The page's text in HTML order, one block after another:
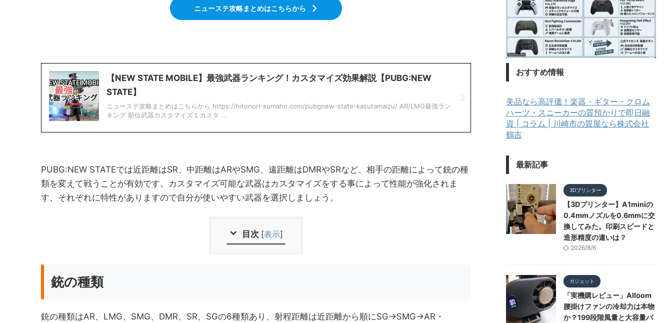
ニューステ攻略まとめはこちらから
【NEW STATE MOBILE】最強武器ランキング！カスタマイズ効果解説【PUBG:NEW
STATE】
ニューステ攻略まとめはこちらから https://hitonori-sumaho.com/pubgnew-state-kasutamaizu/ AR/LMG最強ラン
キング 順位武器カスタマイズ１カスタ ...
PUBG:NEW STATEでは近距離はSR、中距離はARやSMG、遠距離はDMRやSRなど、相手の距離によって銃の種
類を変えて戦うことが有効です。カスタマイズ可能な武器はカスタマイズをする事によって性能が強化されま
す、それぞれに特性がありますので自分が使いやすい武器を選択しましょう。
目次 [表示]
銃の種類
銃の種類はAR、LMG、SMG、DMR、SR、SGの6種類あり、射程距離は近距離から順にSG→SMG→AR・
おすすめ情報
美品なら高評価！楽器・ギター・クロム
ハーツ・スニーカーの質預かりで即日融
資 | コラム | 川崎市の質屋なら株式会社
鶴吉
最新記事
3Dプリンター
【3Dプリンター】A1miniの
0.4mmノズルを0.6mmに交
換してみた。印刷スピードと
造形精度の違いは？
2026/8/6
ガジェット
「実機購レビュー」Alloom
腰掛けファンの冷却力は本物
か？199段階風量と大容量バ